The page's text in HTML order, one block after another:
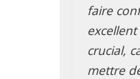
faire
crucial,
mettre